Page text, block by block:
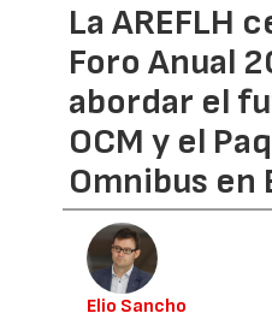
La AREFLH
Foro Anual
abordar el
OCM y el
Omnibus en
Elio Sancho